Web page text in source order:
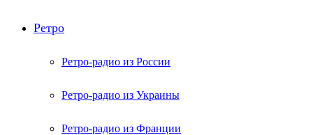
Ретро
Ретро-радио из России
Ретро-радио из Украины
Ретро-радио из Франции